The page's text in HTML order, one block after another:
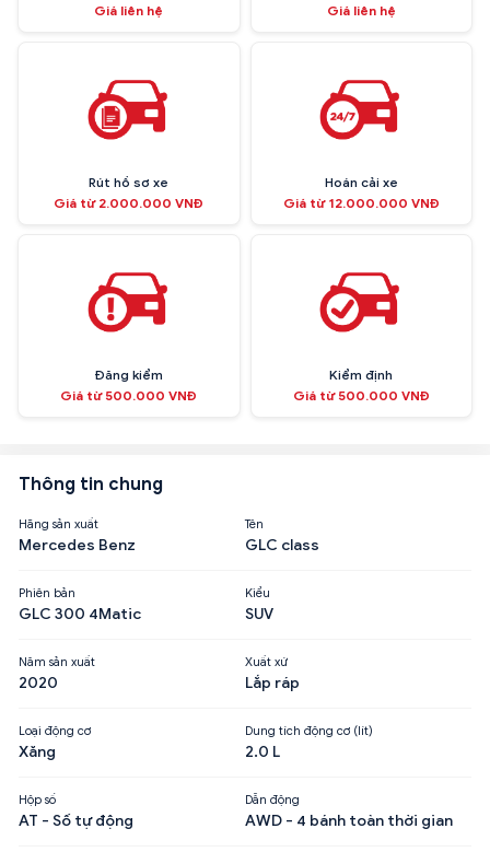
Giá liên hệ
Giá liên hệ
Rút hồ sơ xe
Giá từ 2.000.000 VNĐ
Hoán cải xe
Giá từ 12.000.000 VNĐ
Đăng kiểm
Giá từ 500.000 VNĐ
Kiểm định
Giá từ 500.000 VNĐ
Thông tin chung
Hãng sản xuất
Mercedes Benz
Tên
GLC class
Phiên bản
GLC 300 4Matic
Kiểu
SUV
Năm sản xuất
2020
Xuất xứ
Lắp ráp
Loại động cơ
Xăng
Dung tích động cơ (lít)
2.0 L
Hộp số
AT - Số tự động
Dẫn động
AWD - 4 bánh toàn thời gian